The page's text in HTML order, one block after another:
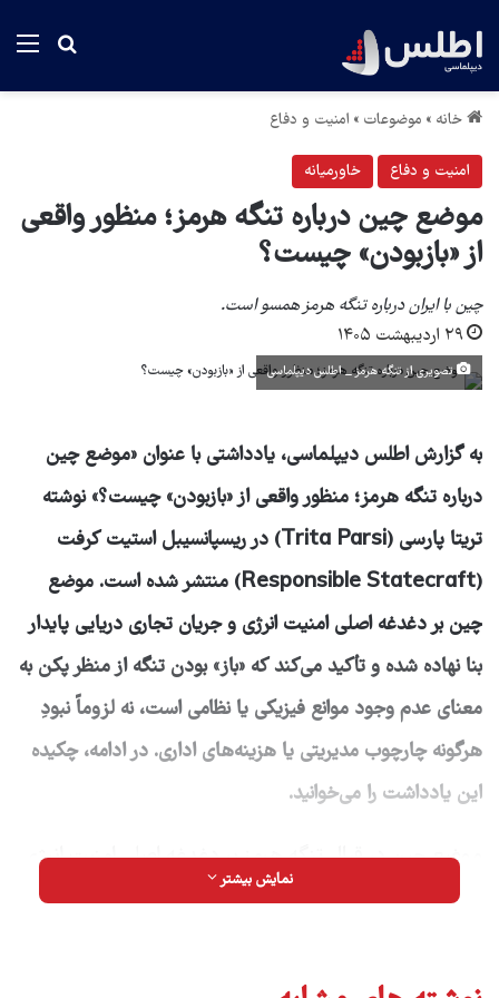
جستجو
خانه » موضوعات » امنیت و دفاع
امنیت و دفاع خاورمیانه
موضع چین درباره تنگه هرمز؛ منظور واقعی
از «بازبودن» چیست؟
چین با ایران درباره تنگه هرمز همسو است.
۲۹ اردیبهشت ۱۴۰۵
تصویری از تنگه هرمز _ اطلس دیپلماسی
به گزارش اطلس دیپلماسی، یادداشتی با عنوان «موضع چین
درباره تنگه هرمز؛ منظور واقعی از «بازبودن» چیست؟» نوشته
تریتا پارسی (Trita Parsi) در ریسپانسیبل استیت کرفت
(
Responsible Statecraft) منتشر شده است. موضع
چین بر دغدغه اصلی امنیت انرژی و جریان تجاری دریایی پایدار
بنا نهاده شده و تأکید می‌کند که «باز» بودن تنگه از منظر پکن به
معنای عدم وجود موانع فیزیکی یا نظامی است، نه لزوماً نبودِ
هرگونه چارچوب مدیریتی یا هزینه‌های اداری. در ادامه، چکیده
این یادداشت را می‌خوانید.
موضع چین در قبال تنگه هرمز بر دغدغه اصلی امنیت انرژی
و جریان باثبات تجارت دریایی استوار است، نه همسویی با
نمایش بیشتر